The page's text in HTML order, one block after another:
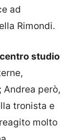
ad
Rimondi.
studio
però,
tronista e
molto